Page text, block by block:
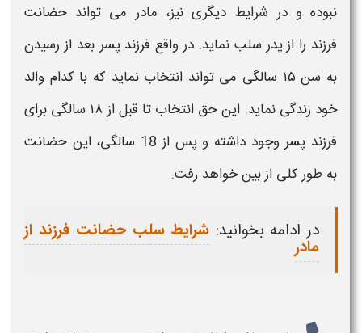
نبوده و در شرایط دیگری نیز، مادر می تواند حضانت
فرزند را از پدر سلب نماید. در واقع فرزند پسربعد از رسیدن
به سن ۱۵ سالگی می تواند انتخاب نماید که با کدام والد
خود زندگی نماید. این حق انتخاب تا قبل از ۱۸ سالگی برای
فرزند پسروجود داشته و پس از 18 سالگی، این
حضانت
به طور کلی از بین خواهد رفت.
در ادامه بخوانید: شرایط سلب حضانت فرزند از
مادر